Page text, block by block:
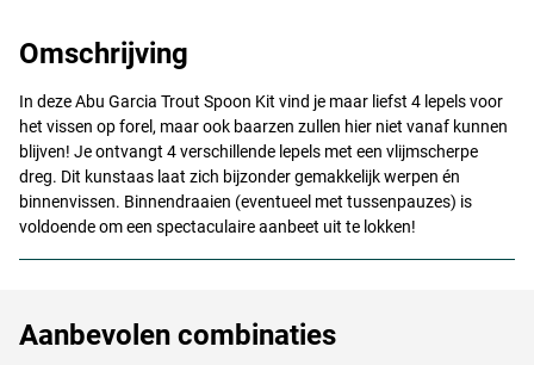
Omschrijving
In deze Abu Garcia Trout Spoon Kit vind je maar liefst 4 lepels voor
het vissen op forel, maar ook baarzen zullen hier niet vanaf kunnen
blijven! Je ontvangt 4 verschillende lepels met een vlijmscherpe
dreg. Dit kunstaas laat zich bijzonder gemakkelijk werpen én
binnenvissen. Binnendraaien (eventueel met tussenpauzes) is
voldoende om een spectaculaire aanbeet uit te lokken!
Aanbevolen combinaties